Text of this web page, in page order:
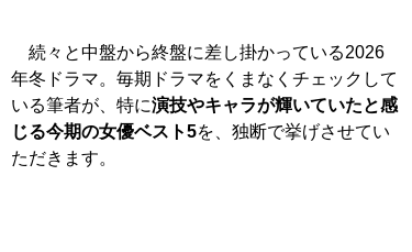
続々と中盤から終盤に差し掛かっている2026
年冬ドラマ。毎期ドラマをくまなくチェックして
いる筆者が、特に演技やキャラが輝いていたと感
じる今期の女優ベスト5を、独断で挙げさせてい
ただきます。